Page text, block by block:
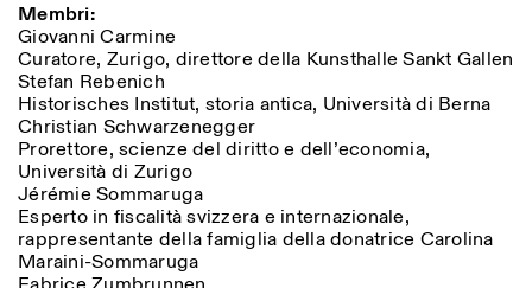
Membri:
Giovanni Carmine
Curatore, Zurigo, direttore della Kunsthalle Sankt Gallen
Stefan Rebenich
Historisches Institut, storia antica, Università di Berna
Christian Schwarzenegger
Prorettore, scienze del diritto e dell’economia,
Università di Zurigo
Jérémie Sommaruga
Esperto in fiscalità svizzera e internazionale,
rappresentante della famiglia della donatrice Carolina
Maraini-Sommaruga